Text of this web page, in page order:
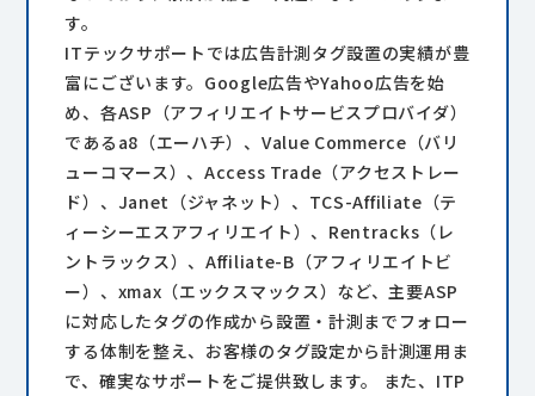
す。
ITテックサポートでは広告計測タグ設置の実績が豊
富にございます。Google広告やYahoo広告を始
め、各ASP（アフィリエイトサービスプロバイダ）
であるa8（エーハチ）、Value Commerce（バリ
ューコマース）、Access Trade（アクセストレー
ド）、Janet（ジャネット）、TCS-Affiliate（テ
ィーシーエスアフィリエイト）、Rentracks（レ
ントラックス）、Affiliate-B（アフィリエイトビ
ー）、xmax（エックスマックス）など、主要ASP
に対応したタグの作成から設置・計測までフォロー
する体制を整え、お客様のタグ設定から計測運用ま
で、確実なサポートをご提供致します。 また、ITP